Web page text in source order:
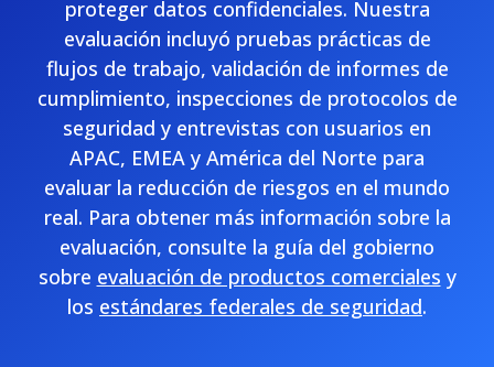
proteger datos confidenciales. Nuestra
evaluación incluyó pruebas prácticas de
flujos de trabajo, validación de informes de
cumplimiento, inspecciones de protocolos de
seguridad y entrevistas con usuarios en
APAC, EMEA y América del Norte para
evaluar la reducción de riesgos en el mundo
real. Para obtener más información sobre la
evaluación, consulte la guía del gobierno
sobre evaluación de productos comerciales y
los estándares federales de seguridad.